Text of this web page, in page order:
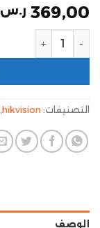
369,00 ر.س
التصنيفات: hikvision
,
الوصف